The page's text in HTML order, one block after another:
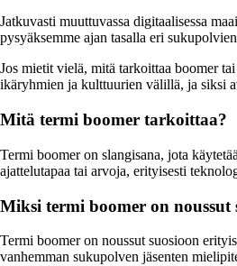
Jatkuvasti muuttuvassa digitaalisessa
pysyäksemme ajan tasalla eri
Jos mietit vielä, mitä tarkoittaa boomer
ikäryhmien ja kulttuurien välillä, ja siksi
Mitä termi boomer tarkoittaa?
Termi boomer on slangisana, jota
ajattelutapaa tai arvoja, erityisesti
Miksi termi boomer on
Termi boomer on noussut suosioon
vanhemman sukupolven jäsenten